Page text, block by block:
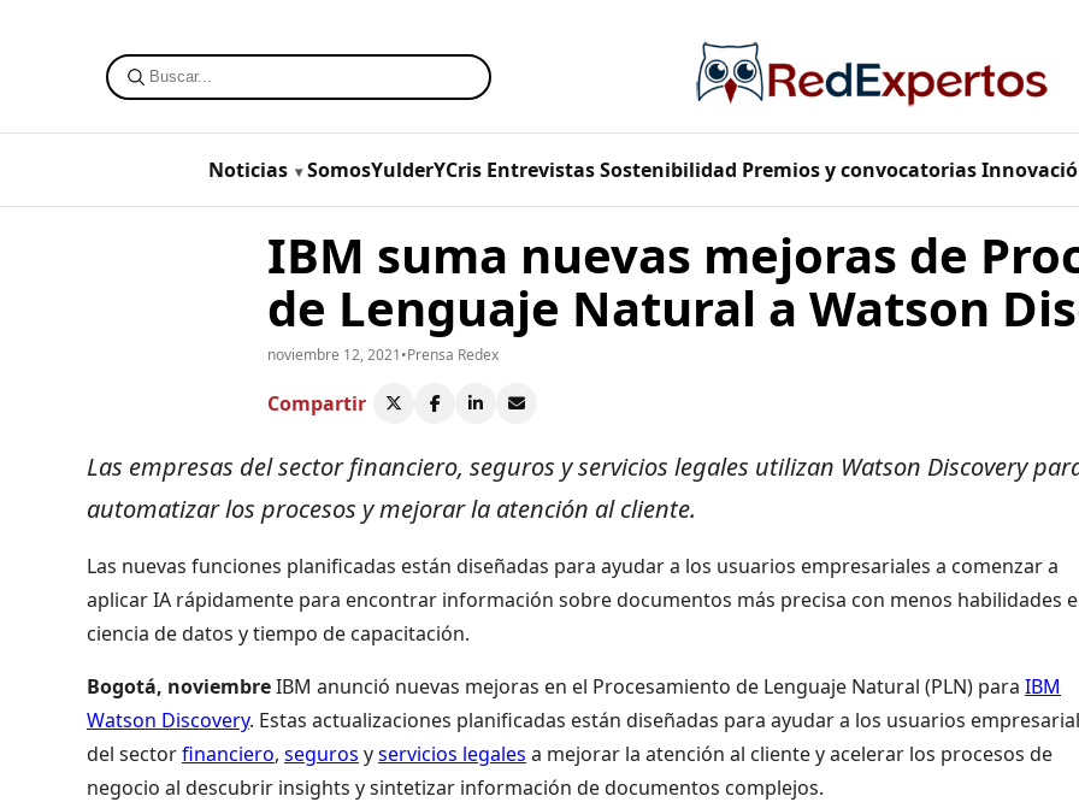
Noticias SomosYulderYCris Entrevistas Sostenibilidad Premios y convocatorias
IBM suma nuevas mejoras de
de Lenguaje Natural a Watson
noviembre 12, 2021•Prensa Redex
Compartir
Las empresas del sector financiero, seguros y servicios legales utilizan Watson Discovery
automatizar los procesos y mejorar la atención al cliente.
Las nuevas funciones planificadas están diseñadas para ayudar a los usuarios empresariales a comenzar a
aplicar IA rápidamente para encontrar información sobre documentos más precisa con menos habilidades
ciencia de datos y tiempo de capacitación.
Bogotá, noviembreIBM anunció nuevas mejoras en el Procesamiento de Lenguaje Natural (PLN) para IBM
Watson Discovery. Estas actualizaciones planificadas están diseñadas para ayudar a los usuarios
del sectorfinanciero, seguros yservicios legales a mejorar la atención al cliente y acelerar los procesos de
negocio al descubrir insights y sintetizar información de documentos complejos.